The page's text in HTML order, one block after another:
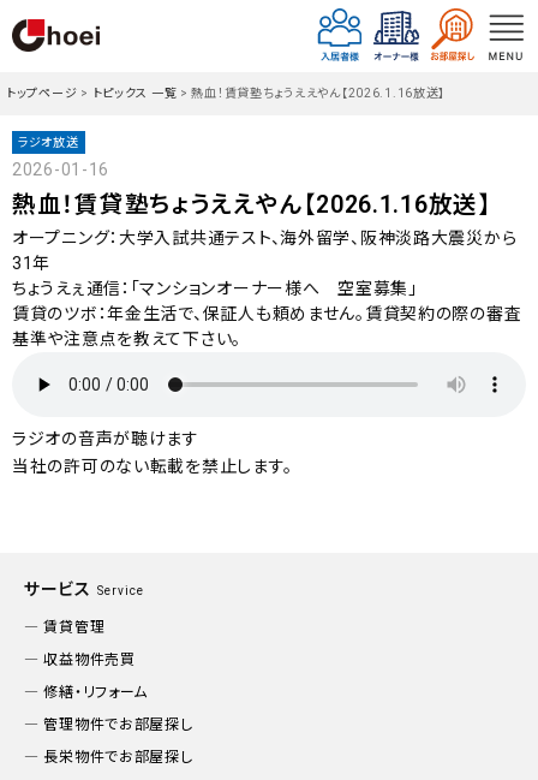
トップページ > トピックス 一覧 >熱血！賃貸塾ちょうええやん【2026.1.16放送】
ラジオ放送
2026-01-16
熱血！賃貸塾ちょうええやん【2026.1.16放送】
オープニング：大学入試共通テスト、海外留学、阪神淡路大震災から
31年
ちょうえぇ通信：「マンションオーナー様へ 空室募集」
賃貸のツボ：年金生活で、保証人も頼めません。賃貸契約の際の審査
基準や注意点を教えて下さい。
ラジオの音声が聴けます
当社の許可のない転載を禁止します。
サービス Service
賃貸管理
収益物件売買
修繕・リフォーム
管理物件でお部屋探し
長栄物件でお部屋探し